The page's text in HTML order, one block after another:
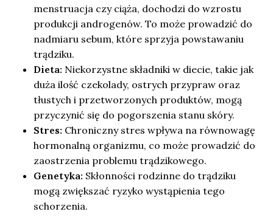
menstruacja czy ciąża, dochodzi do wzrostu
produkcji androgenów. To może prowadzić do
nadmiaru sebum, które sprzyja powstawaniu
trądziku.
Dieta: Niekorzystne składniki w diecie, takie jak
duża ilość czekolady, ostrych przypraw oraz
tłustych i przetworzonych produktów, mogą
przyczynić się do pogorszenia stanu skóry.
Stres: Chroniczny stres wpływa na równowagę
hormonalną organizmu, co może prowadzić do
zaostrzenia problemu trądzikowego.
Genetyka: Skłonności rodzinne do trądziku
mogą zwiększać ryzyko wystąpienia tego
schorzenia.